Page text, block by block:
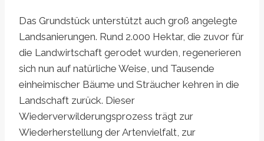
Das Grundstück unterstützt auch groß angelegte
Landsanierungen. Rund 2.000 Hektar, die zuvor für
die Landwirtschaft gerodet wurden, regenerieren
sich nun auf natürliche Weise, und Tausende
einheimischer Bäume und Sträucher kehren in die
Landschaft zurück. Dieser
Wiederverwilderungsprozess trägt zur
Wiederherstellung der Artenvielfalt, zur